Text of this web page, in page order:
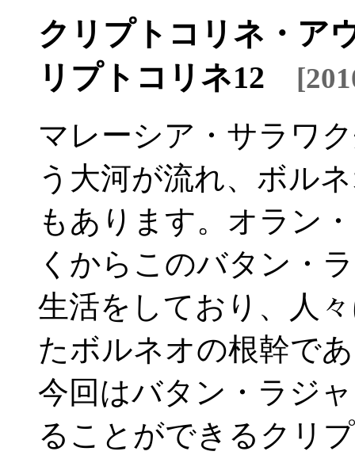
クリプトコリネ・ア
リプトコリネ12
マレーシア・サラワ
う大河が流れ、ボル
もあります。オラン
くからこのバタン・
生活をしており、人
たボルネオの根幹で
今回はバタン・ラジ
ることができるクリ